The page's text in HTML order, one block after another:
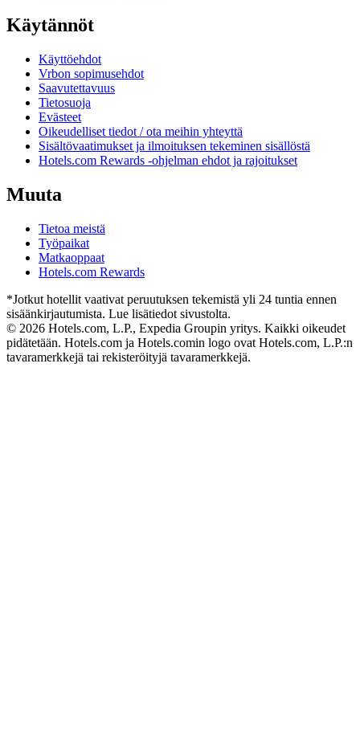
Käytännöt
Käyttöehdot
Vrbon sopimusehdot
Saavutettavuus
Tietosuoja
Evästeet
Oikeudelliset tiedot / ota meihin yhteyttä
Sisältövaatimukset ja ilmoituksen tekeminen sisällöstä
Hotels.com Rewards -ohjelman ehdot ja rajoitukset
Muuta
Tietoa meistä
Työpaikat
Matkaoppaat
Hotels.com Rewards
*Jotkut hotellit vaativat peruutuksen tekemistä yli 24 tuntia ennen
sisäänkirjautumista. Lue lisätiedot sivustolta.
© 2026 Hotels.com, L.P., Expedia Groupin yritys. Kaikki oikeudet
pidätetään. Hotels.com ja Hotels.comin logo ovat Hotels.com, L.P.:n
tavaramerkkejä tai rekisteröityjä tavaramerkkejä.